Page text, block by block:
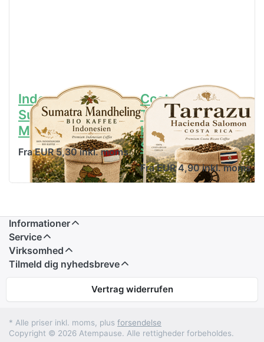
Indonesien
Sumatra
Mandheling
Fra EUR 5,30 inkl. moms
Costa Rica
Tarrazu
Hacienda
Salomon
Fra EUR 4,90 inkl. moms
Informationer
Service
Virksomhed
Tilmeld dig nyhedsbreve
Vertrag widerrufen
* Alle priser inkl. moms, plus forsendelse
Copyright © 2026 Atempause. Alle rettigheder forbeholdes.